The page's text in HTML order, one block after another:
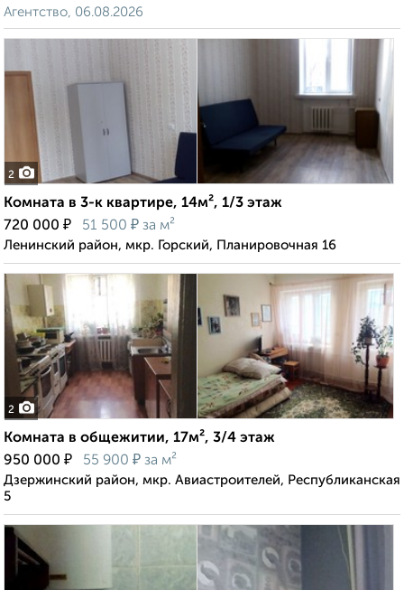
Агентство, 06.08.2026
2
Комната в 3-к квартире, 14м², 1/3 этаж
720 000 ₽ 51 500 ₽ за м²
Ленинский район, мкр. Горский, Планировочная 16
2
Комната в общежитии, 17м², 3/4 этаж
950 000 ₽ 55 900 ₽ за м²
Дзержинский район, мкр. Авиастроителей, Республиканская
5